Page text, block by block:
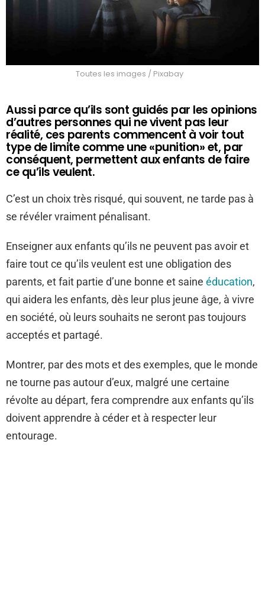
Toutes les images / Pixabay
Aussi parce qu’ils sont guidés par les opinions
d’autres personnes qui ne vivent pas leur
réalité, ces parents commencent à voir tout
type de limite comme une «punition» et, par
conséquent, permettent aux enfants de faire
ce qu’ils veulent.
C’est un choix très risqué, qui souvent, ne tarde pas à
se révéler vraiment pénalisant.
Enseigner aux enfants qu’ils ne peuvent pas avoir et
faire tout ce qu’ils veulent est une obligation des
parents, et fait partie d’une bonne et saine éducation,
qui aidera les enfants, dès leur plus jeune âge, à vivre
en société, où leurs souhaits ne seront pas toujours
acceptés et partagé.
Montrer, par des mots et des exemples, que le monde
ne tourne pas autour d’eux, malgré une certaine
révolte au départ, fera comprendre aux enfants qu’ils
doivent apprendre à céder et à respecter leur
entourage.